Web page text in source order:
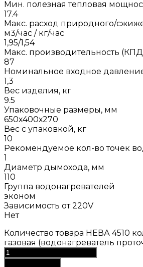
Мин. полезная тепловая
17.4
Макс. расход природного/
м3/час / кг/час
1,95/1,54
Макс. производительность
87
Номинальное входное
1,3
Вес изделия, кг
9.5
Упаковочные размеры, мм
650х400х270
Вес с упаковкой, кг
10
Рекомендуемое кол-во точек
1
Диаметр дымохода, мм
110
Группа водонагревателей
эконом
Зависимость от 220V
Нет
Количество товара НЕВА 4510
газовая (водонагреватель